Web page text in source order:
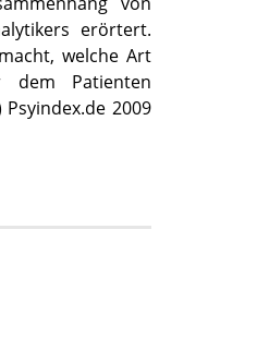
erörtert.
welche Art
dem Patienten
2009